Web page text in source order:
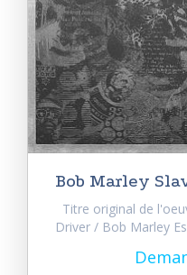
Bob Marley
Titre original de
Driver / Bob Marley